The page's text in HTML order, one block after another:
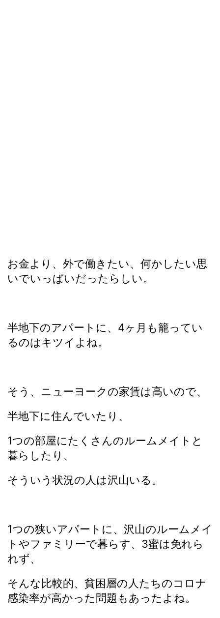
お金より、外で働きたい、何かしたい思
いでいっぱいだったらしい。
半地下のアパートに、4ヶ月も籠ってい
るのはキツイよね。
そう、ニューヨークの家賃は高いので、
半地下に住んでいたり、
1つの部屋にたくさんのルームメイトと
暮らしたり、
そういう状況の人は沢山いる。
1つの狭いアパートに、沢山のルームメイ
トやファミリーで暮らす、3蜜は免れら
れず、
そんな比較的、貧困層の人たちのコロナ
感染率が高かった問題もあったよね。